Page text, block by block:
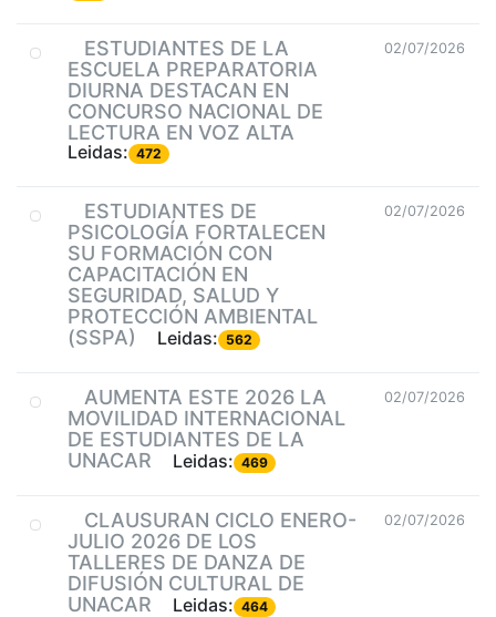
ESTUDIANTES DE LA
ESCUELA PREPARATORIA
DIURNA DESTACAN EN
CONCURSO NACIONAL DE
LECTURA EN VOZ ALTA
Leidas: 472
02/07/2026
ESTUDIANTES DE
PSICOLOGÍA FORTALECEN
SU FORMACIÓN CON
CAPACITACIÓN EN
SEGURIDAD, SALUD Y
PROTECCIÓN AMBIENTAL
(SSPA)
Leidas: 562
02/07/2026
AUMENTA ESTE 2026 LA
MOVILIDAD INTERNACIONAL
DE ESTUDIANTES DE LA
UNACAR
Leidas: 469
02/07/2026
CLAUSURAN CICLO ENERO-
JULIO 2026 DE LOS
TALLERES DE DANZA DE
DIFUSIÓN CULTURAL DE
UNACAR
Leidas: 464
02/07/2026